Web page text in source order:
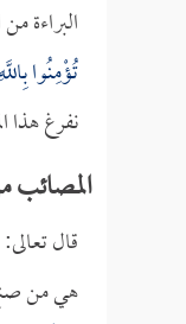
البراءة
تُؤْمِنُوا
نفرغ
المصائب
قال تعالى:
هي من